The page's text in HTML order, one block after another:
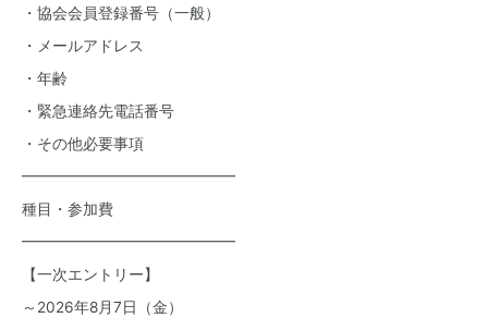
・協会会員登録番号（一般）
・メールアドレス
・年齢
・緊急連絡先電話番号
・その他必要事項
━━━━━━━━━━━━━━
種目・参加費
━━━━━━━━━━━━━━
【一次エントリー】
～2026年8月7日（金）